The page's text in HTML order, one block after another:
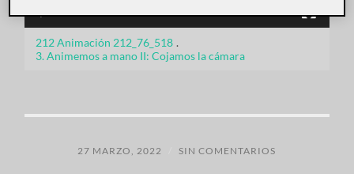
212 Animación 212_76_518 .
3. Animemos a mano II: Cojamos la cámara
27 MARZO, 2022 SIN COMENTARIOS